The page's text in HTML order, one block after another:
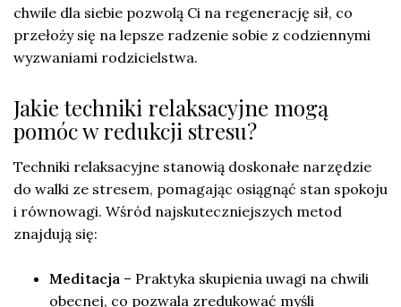
chwile dla siebie pozwolą Ci na regenerację sił, co
przełoży się na lepsze radzenie sobie z codziennymi
wyzwaniami rodzicielstwa.
Jakie techniki relaksacyjne mogą
pomóc w redukcji stresu?
Techniki relaksacyjne stanowią doskonałe narzędzie
do walki ze stresem, pomagając osiągnąć stan spokoju
i równowagi. Wśród najskuteczniejszych metod
znajdują się:
Meditacja – Praktyka skupienia uwagi na chwili
obecnej, co pozwala zredukować myśli